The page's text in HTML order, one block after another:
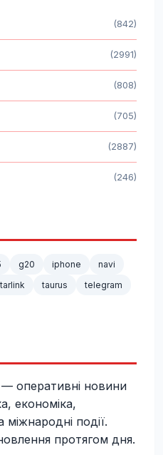
(842)
(2991)
(808)
(705)
(2887)
(246)
g20 iphone
navi
taurus
telegram
— оперативні новини
економіка,
міжнародні події.
протягом дня.